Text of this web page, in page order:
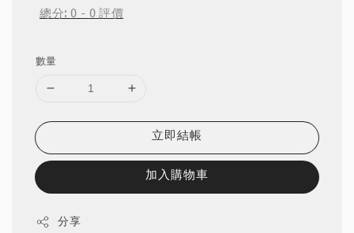
總分:0-0評價
數量
立即結帳
加入購物車
分享